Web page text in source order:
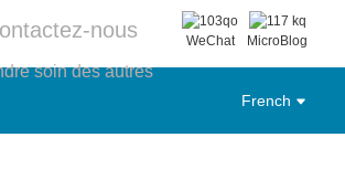
nous WeChat MicroBlog
soin des autres
French